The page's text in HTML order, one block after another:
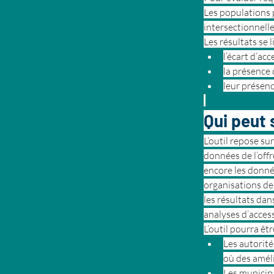
Les populations
Les résultats se
l’écart
la
leur
Qui peut
L’outil repose
données de
encore les
organisations
les résultats
analyses
L’outil pourra
Les
où des